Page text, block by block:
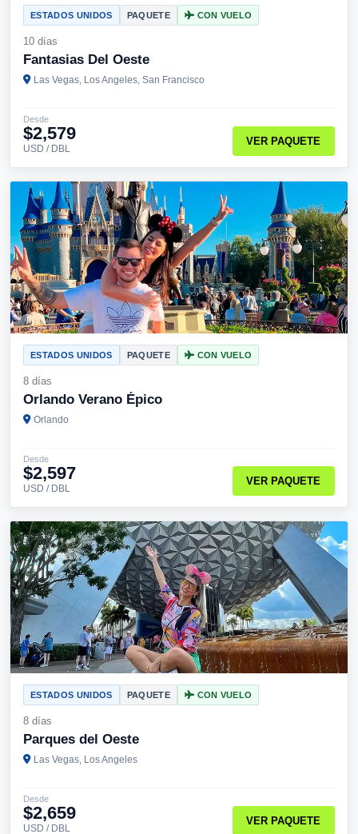
ESTADOS UNIDOS PAQUETE CON VUELO
10 días
Fantasias Del Oeste
Las Vegas, Los Angeles, San Francisco
Desde
$2,579
USD / DBL
VER PAQUETE
ESTADOS UNIDOS PAQUETE CON VUELO
8 días
Orlando Verano Épico
Orlando
Desde
$2,597
USD / DBL
VER PAQUETE
ESTADOS UNIDOS PAQUETE CON VUELO
8 días
Parques del Oeste
Las Vegas, Los Angeles
Desde
$2,659
USD / DBL
VER PAQUETE